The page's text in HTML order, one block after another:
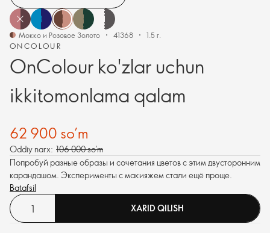
ONCOLOUR
OnColour ko'zlar uchun
ikkitomonlama qalam
Мокко и Розовое Золото 41368 1.5 г.
62 900 so’m
Oddiy narx: 106 000 so’m
Попробуй разные образы и сочетания цветов с этим двусторонним
карандашом. Эксперименты с макияжем стали ещё проще.
Batafsil
XARID QILISH